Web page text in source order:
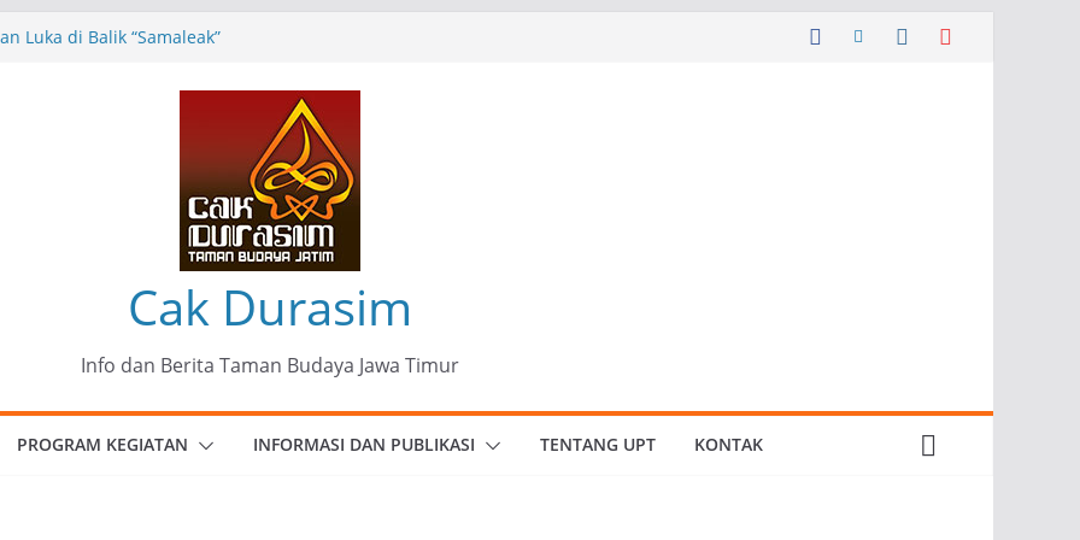
Luka di Balik “Samaleak”
Ungkapan Kritis Tentang Derita
Patria Seni Rupa Kota Blitar :
Menjadi Mantra Perlawanan
Cak Durasim
Info dan Berita Taman Budaya Jawa Timur
PROGRAM KEGIATAN INFORMASI DAN PUBLIKASI TENTANG UPT KONTAK